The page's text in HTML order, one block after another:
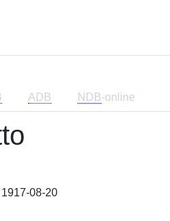
ADB NDB-online
08-20